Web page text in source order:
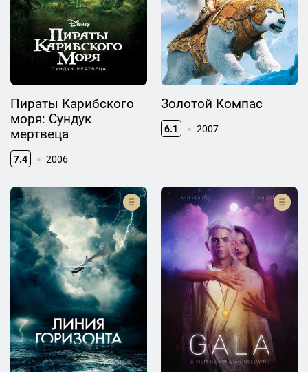
Пираты Карибского
моря: Сундук
мертвеца
7.4 2006
Золотой Компас
6.1 2007